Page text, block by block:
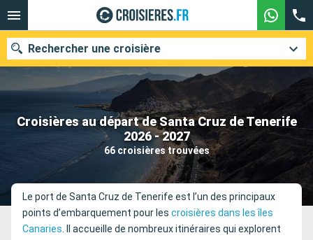
Croisières au départ de Santa Cruz de Tenerife
2026 - 2027
66 croisières trouvées
Rechercher une croisière
Nos destinations
Mois de départ
Compagnies
Rechercher
Le port de Santa Cruz de Tenerife est l’un des principaux
points d’embarquement pour les croisières dans les îles
Canaries. Il accueille de nombreux itinéraires qui explorent